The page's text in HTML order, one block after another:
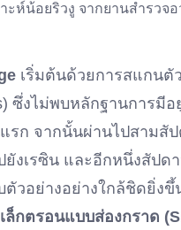
ะห์น้อยริวงู จากยานสำรวจ
เริ่มต้นด้วยการสแกนตั
ซึ่งไม่พบหลักฐานการมีอ
รก จากนั้นผ่านไปสามสั
ยังเรซิน และอีกหนึ่งสัปด
ตัวอย่างอย่างใกล้ชิดยิ่งขึ้
ล็กตรอนแบบส่องกราด